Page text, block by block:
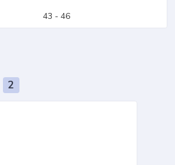
43 - 46
2